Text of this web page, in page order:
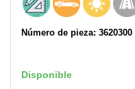
Número de pieza: 3620300
Disponible